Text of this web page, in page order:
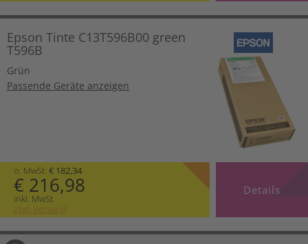
Epson Tinte C13T596B00 green
T596B
Grün
Passende Geräte anzeigen
o. MwSt. € 182,34
€ 216,98
inkl. MwSt.
zzgl. Versand
Details